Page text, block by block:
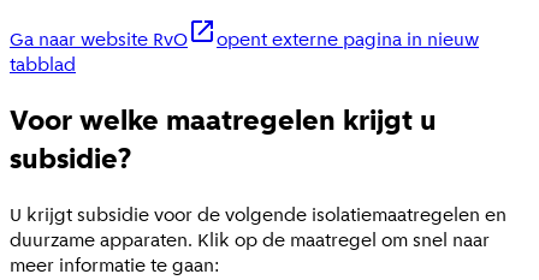
Ga naar website RvO
opent externe pagina in nieuw
tabblad
Voor welke maatregelen krijgt u
subsidie?
U krijgt subsidie voor de volgende isolatiemaatregelen en
duurzame apparaten. Klik op de maatregel om snel naar
meer informatie te gaan: